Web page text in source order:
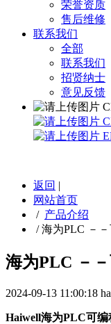
荣誉资质
售后维修
联系我们
全部
联系我们
招贤纳士
意见反馈
返回 |
网站首页
/ 产品介绍
/海为PLC －
海为PLC －
2024-09-13 11:00:18
Haiwell海为PLC可